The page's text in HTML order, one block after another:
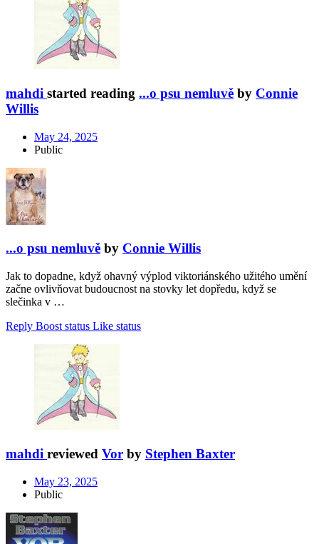
mahdi started reading ...o psu nemluvě by Connie
Willis
May 24, 2025
Public
...o psu nemluvě by Connie Willis
Jak to dopadne, když ohavný výplod viktoriánského užitého umění
začne ovlivňovat budoucnost na stovky let dopředu, když se
slečinka v …
Reply Boost status Like status
mahdi reviewed Vor by Stephen Baxter
May 23, 2025
Public